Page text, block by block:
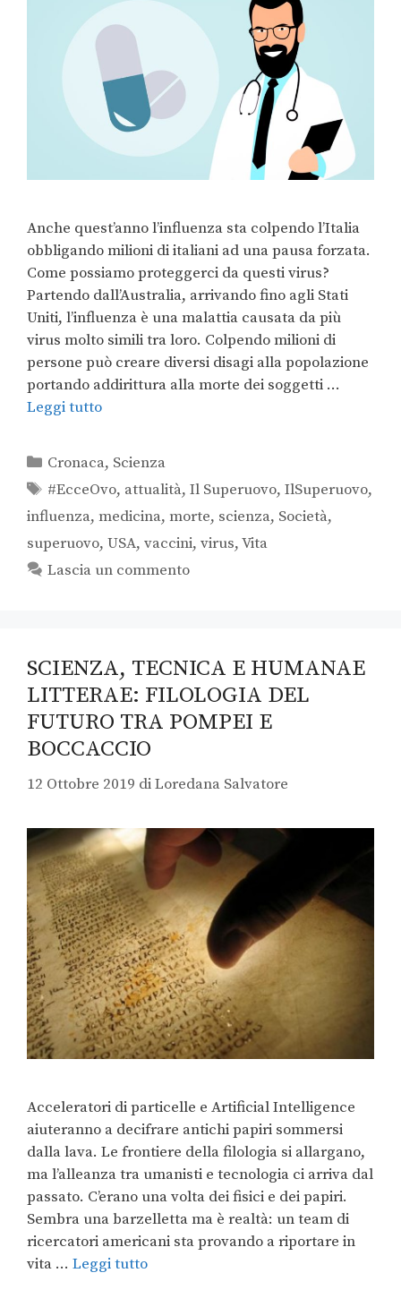
Anche quest’anno l’influenza sta colpendo l’Italia
obbligando milioni di italiani ad una pausa forzata.
Come possiamo proteggerci da questi virus?
Partendo dall’Australia, arrivando fino agli Stati
Uniti, l’influenza è una malattia causata da più
virus molto simili tra loro. Colpendo milioni di
persone può creare diversi disagi alla popolazione
portando addirittura alla morte dei soggetti …
Leggi tutto
Cronaca, Scienza
#EcceOvo, attualità,Il Superuovo,IlSuperuovo,
influenza, medicina, morte, scienza, Società,
superuovo, USA, vaccini, virus,Vita
Lascia un commento
SCIENZA, TECNICA E HUMANAE
LITTERAE: FILOLOGIA DEL
FUTURO TRA POMPEI E
BOCCACCIO
12 Ottobre 2019 diLoredana Salvatore
Acceleratori di particelle e Artificial Intelligence
aiuteranno a decifrare antichi papiri sommersi
dalla lava. Le frontiere della filologia si allargano,
ma l’alleanza tra umanisti e tecnologia ci arriva dal
passato. C’erano una volta dei fisici e dei papiri.
Sembra una barzelletta ma è realtà: un team di
ricercatori americani sta provando a riportare in
vita … Leggi tutto